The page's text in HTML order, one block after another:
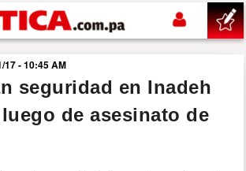
principal
17 - 10:45 AM
seguridad en Inadeh
de asesinato de